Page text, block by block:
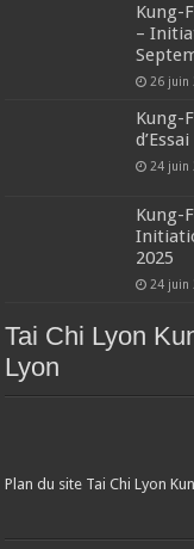
Kung-
–
26 juin
Kung-
24 juin
Kung-
2025
24 juin
Tai Chi Lyon
Lyon
Plan du site Tai Chi Lyon